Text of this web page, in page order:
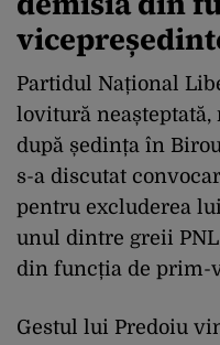
Partidul Național
lovitură
după ședința în
s-a discutat
pentru excluderea
unul dintre greii
din funcția de prim-
Gestul lui Predoiu